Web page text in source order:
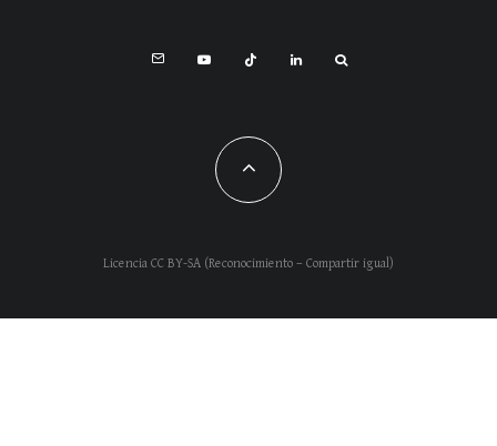
Licencia CC BY-SA (Reconocimiento – Compartir igual)